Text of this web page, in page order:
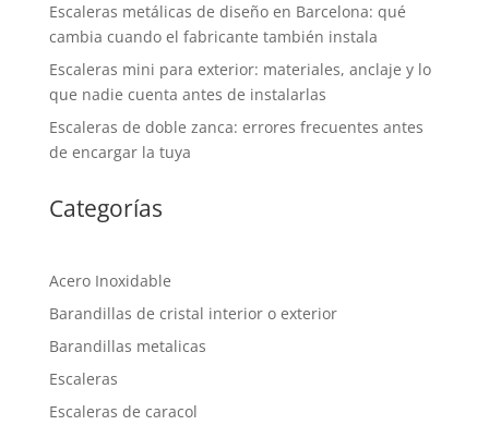
Escaleras metálicas de diseño en Barcelona: qué
cambia cuando el fabricante también instala
Escaleras mini para exterior: materiales, anclaje y lo
que nadie cuenta antes de instalarlas
Escaleras de doble zanca: errores frecuentes antes
de encargar la tuya
Categorías
Acero Inoxidable
Barandillas de cristal interior o exterior
Barandillas metalicas
Escaleras
Escaleras de caracol